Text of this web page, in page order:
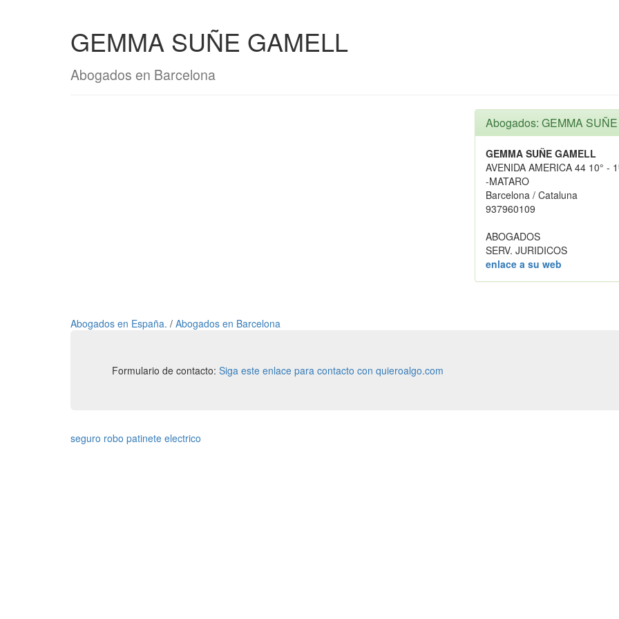
GEMMA SUÑE GAMELL
Abogados en Barcelona
Abogados: GEMMA
GEMMA SUÑE GAMELL
AVENIDA AMERICA 44 10° -
-MATARO
Barcelona / Cataluna
937960109
ABOGADOS
SERV. JURIDICOS
enlace a su web
Abogados en España. / Abogados en Barcelona
Formulario de contacto: Siga este enlace para contacto con quieroalgo.com
seguro robo patinete electrico